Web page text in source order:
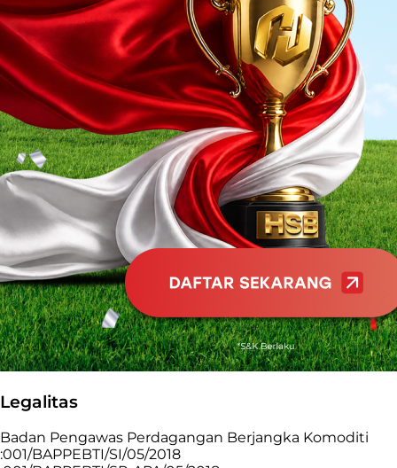
Legalitas
Badan Pengawas Perdagangan Berjangka Komoditi
:001/BAPPEBTI/SI/05/2018